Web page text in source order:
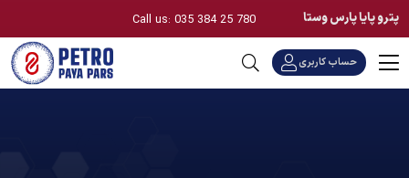
پترو پایا پارس وستا
حساب کاربری
Call us: 035 384 25 780